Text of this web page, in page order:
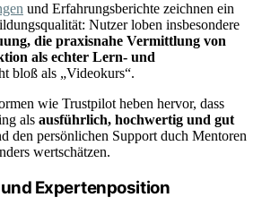
und Erfahrungsberichte zeichnen ein
Nutzer loben insbesondere
die praxisnahe Vermittlung von
als echter Lern- und
bloß als „Videokurs“.
wie Trustpilot heben hervor, dass
als ausführlich, hochwertig und gut
den persönlichen Support duch Mentoren
wertschätzen.
Expertenposition